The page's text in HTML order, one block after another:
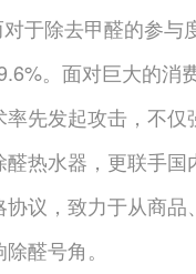
于除去甲醛的参与
。面对巨大的消
先发起攻击，不仅
热水器，更联手国
协议，致力于从商品
醛号角。